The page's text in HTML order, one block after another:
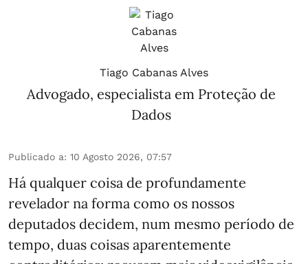
Tiago Cabanas Alves
Advogado, especialista em Proteção de
Dados
Publicado a: 10 Agosto 2026, 07:57
Há qualquer coisa de profundamente
revelador na forma como os nossos
deputados decidem, num mesmo período de
tempo, duas coisas aparentemente